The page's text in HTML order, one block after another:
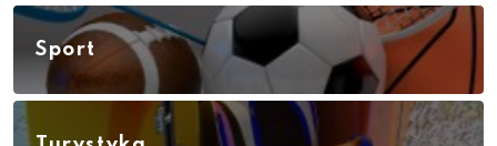
Sport